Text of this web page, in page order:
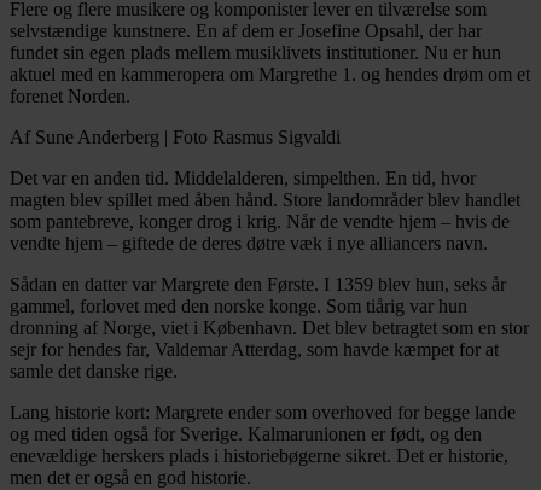
Flere og flere musikere og komponister lever en tilværelse som
selvstændige kunstnere. En af dem er Josefine Opsahl, der har
fundet sin egen plads mellem musiklivets institutioner. Nu er hun
aktuel med en kammeropera om Margrethe 1. og hendes drøm om et
forenet Norden.
Af Sune Anderberg | Foto Rasmus Sigvaldi
Det var en anden tid. Middelalderen, simpelthen. En tid, hvor
magten blev spillet med åben hånd. Store landområder blev handlet
som pantebreve, konger drog i krig. Når de vendte hjem – hvis de
vendte hjem – giftede de deres døtre væk i nye alliancers navn.
Sådan en datter var Margrete den Første. I 1359 blev hun, seks år
gammel, forlovet med den norske konge. Som tiårig var hun
dronning af Norge, viet i København. Det blev betragtet som en stor
sejr for hendes far, Valdemar Atterdag, som havde kæmpet for at
samle det danske rige.
Lang historie kort: Margrete ender som overhoved for begge lande
og med tiden også for Sverige. Kalmarunionen er født, og den
enevældige herskers plads i historiebøgerne sikret. Det er historie,
men det er også en god historie.